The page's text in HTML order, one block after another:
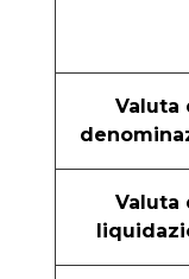
Valuta
Valuta